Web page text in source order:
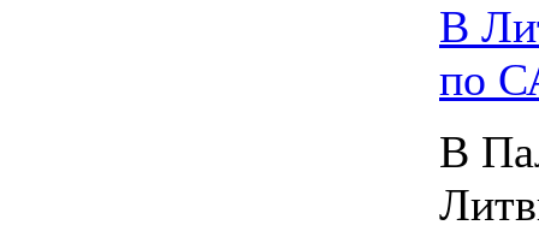
В
по
В